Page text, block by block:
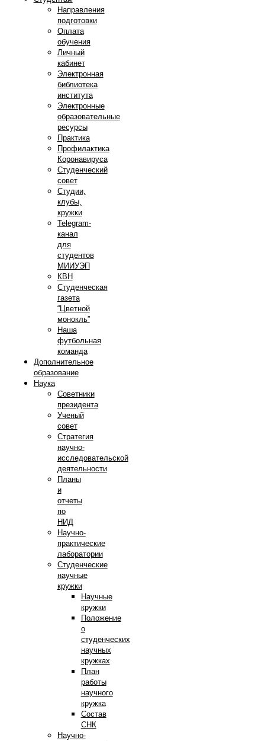
Направления
подготовки
Оплата
обучения
Личный
кабинет
Электронная
библиотека
института
Электронные
образовательные
ресурсы
Практика
Профилактика
Коронавируса
Студенческий
совет
Студии,
клубы,
кружки
Telegram-
канал
для
студентов
МИИУЭП
КВН
Студенческая
газета
“Цветной
монокль”
Наша
футбольная
команда
Дополнительное
образование
Наука
Советники
президента
Ученый
совет
Стратегия
научно-
исследовательской
деятельности
Планы
и
отчеты
по
НИД
Научно-
практические
лаборатории
Студенческие
научные
кружки
Научные
кружки
Положение
о
студенческих
научных
кружках
План
работы
научного
кружка
Состав
СНК
Научно-